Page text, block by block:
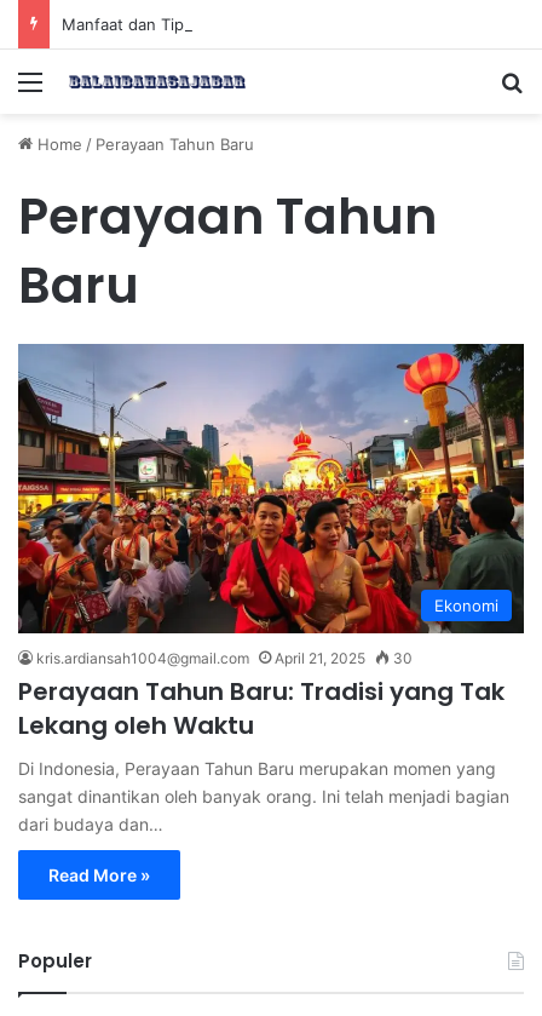
Manfaat dan Tips Puasa untuk Kesehatan Optimal
Menu
Home / Perayaan Tahun Baru
Perayaan Tahun
Baru
Ekonomi
kris.ardiansah1004@gmail.com April 21, 2025 30
Perayaan Tahun Baru: Tradisi yang Tak
Lekang oleh Waktu
Di Indonesia, Perayaan Tahun Baru merupakan momen yang
sangat dinantikan oleh banyak orang. Ini telah menjadi bagian
dari budaya dan…
Read More »
Populer